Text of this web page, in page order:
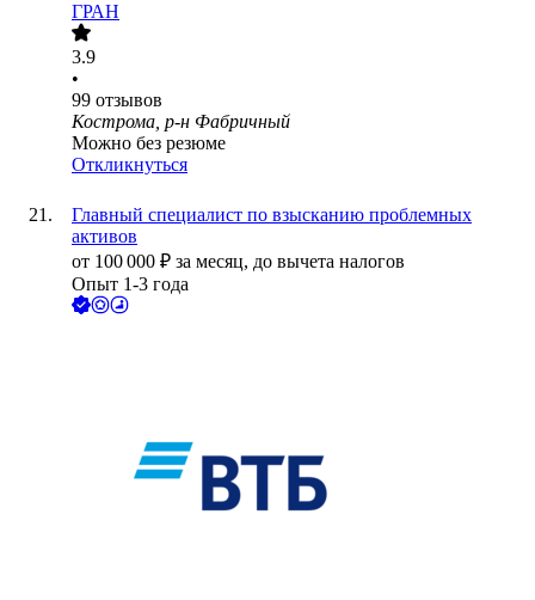
ГРАН
3.9
•
99 отзывов
Кострома, р-н Фабричный
Можно без резюме
Откликнуться
Главный специалист по взысканию проблемных
активов
от 100 000 ₽ за месяц, до вычета налогов
Опыт 1-3 года